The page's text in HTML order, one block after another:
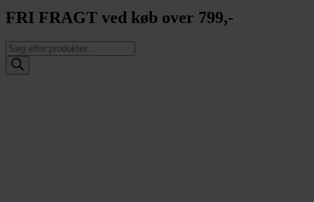
FRI FRAGT ved køb over 799,-
Products
search